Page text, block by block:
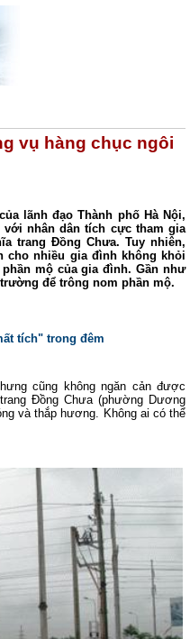
vụ hàng chục ngôi
lãnh đạo Thành phố Hà Nội,
nhân dân tích cực tham gia
trang Đồng Chưa. Tuy nhiên,
cho nhiều gia đình không khỏi
mộ của gia đình. Gần như
để trông nom phần mộ.
tích" trong đêm
cũng không ngăn cản được
Đồng Chưa (phường Dương
và thắp hương. Không ai có thể